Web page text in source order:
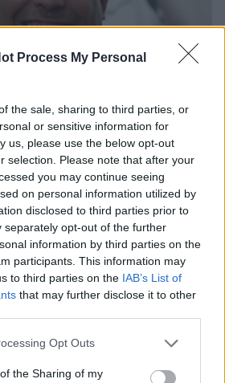
Process My Personal
the sale, sharing to third parties, or
or sensitive information for
us, please use the below opt-out
selection. Please note that after your
you may continue seeing
on personal information utilized by
disclosed to third parties prior to
separately opt-out of the further
information by third parties on the
participants. This information may
to third parties on the IAB’s List of
that may further disclose it to other
app uses one or more Google
or usage behaviour. You may click to
Opt Outs
the Sharing of my
την υποψηφιότητά του για την
ομοσπονδίας της
πραγμάτων που με
είμαι υποψήφιος για πρόεδρος
αυτό το κύρος και τον
η σέλεσαο και που σήμερα
ανέφερε «το φαινόμενο»